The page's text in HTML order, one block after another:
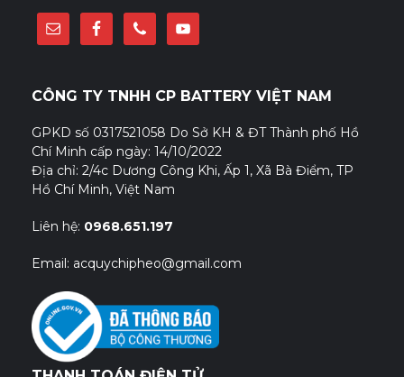
CÔNG TY TNHH CP BATTERY VIỆT NAM
GPKD số 0317521058 Do Sở KH & ĐT Thành phố Hồ
Chí Minh cấp ngày: 14/10/2022
Địa chỉ: 2/4c Dương Công Khi, Ấp 1, Xã Bà Điểm, TP
Hồ Chí Minh, Việt Nam
Liên hệ: 0968.651.197
Email: acquychipheo@gmail.com